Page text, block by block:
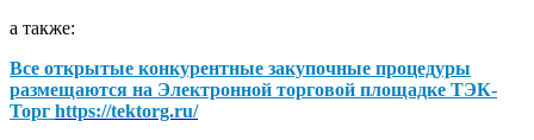
а также:
Все открытые конкурентные закупочные процедуры
размещаются на Электронной торговой площадке ТЭК-
Торг https://tektorg.ru/